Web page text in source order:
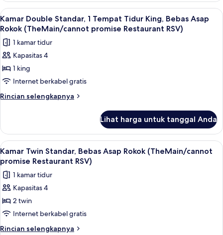
In-
House
Credit
Per
Guest)
Twin
Deluks,
Bebas
Rokok
(¥5,000
House
Credit
Guest)
Lihat
semua
foto
untuk
Kamar
Double
Standar,
1
King,
Bebas
Asap
Rokok
(TheMain/cannot
promise
Restaurant
RSV)
Selimut bulu angsa, brankas, meja
3
Kamar Double Standar, 1 Tempat Tidur King, Bebas Asap
Rokok (TheMain/cannot promise Restaurant RSV)
1 kamar tidur
Kapasitas 4
1 king
Internet berkabel gratis
Rincian selengkapnya
Rincian
Kamar
Double
Standar,
1
Tempat
Tidur
King,
Asap
Rokok
promise
Lihat harga untuk tanggal Anda
Lihat
semua
foto
untuk
Kamar
Twin
Standar,
Bebas
Selimut bulu angsa, brankas, meja
3
Kamar Twin Standar, Bebas Asap Rokok (TheMain/cannot
promise Restaurant RSV)
1 kamar tidur
Kapasitas 4
2 twin
Internet berkabel gratis
Rincian selengkapnya
Rincian